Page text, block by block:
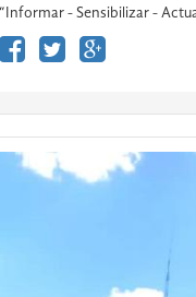
“Informar - Sensibilizar -